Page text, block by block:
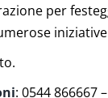
per
: 0544 866667 –